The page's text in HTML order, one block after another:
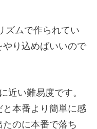
ズムで作られてい
り込めばいいので
近い難易度です。
と本番より簡単に感
のに本番で落ち